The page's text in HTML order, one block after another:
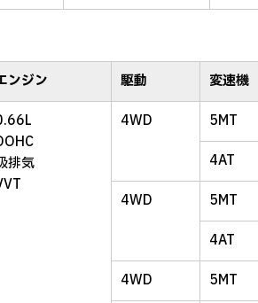
ンジン 駆動 変速機
排気
4WD 5MT
4AT
4WD 5MT
4AT
4WD 5MT